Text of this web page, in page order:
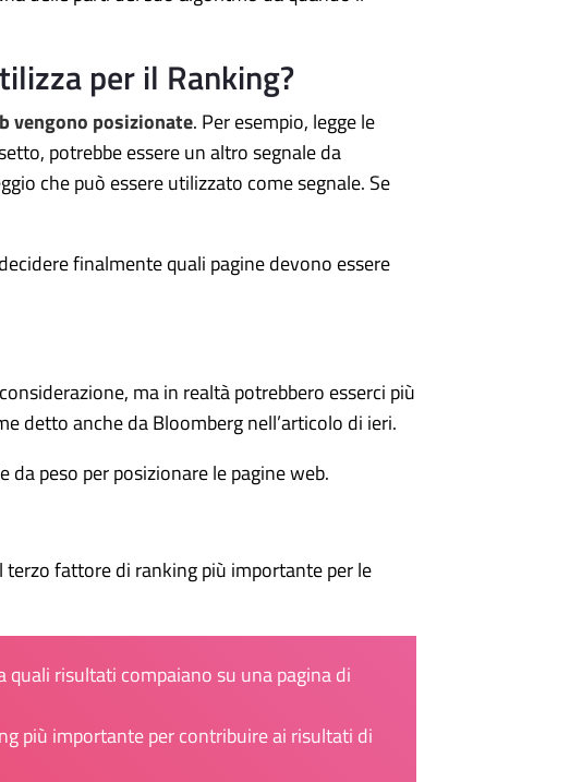
per il Ranking?
vengono posizionate. Per esempio, legge le
potrebbe essere un altro segnale da
che può essere utilizzato come segnale. Se
finalmente quali pagine devono essere
ma in realtà potrebbero esserci più
detto anche da Bloomberg nell’articolo di ieri.
da peso per posizionare le pagine web.
fattore di ranking più importante per le
quali risultati compaiano su una pagina di
più importante per contribuire ai risultati di